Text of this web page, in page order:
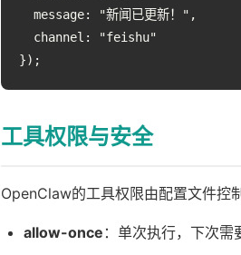
  message: "新闻已更新！",
  channel: "feishu"
});
工具权限与安全
OpenClaw的工具权限由配置文件控
allow-once ：单次执行，下次需